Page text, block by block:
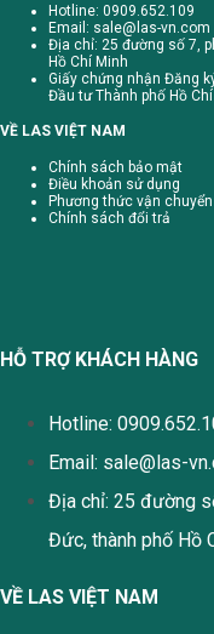
Hotline: 0909.652.109
Email: sale@las-vn.com
Địa chỉ: 25 đường số 7,
Hồ Chí Minh
Giấy chứng nhận Đăng
Đầu tư Thành phố Hồ Chí
VỀ LAS VIỆT NAM
Chính sách bảo mật
Điều khoản sử dụng
Phương thức vận chuyển
Chính sách đổi trả
HỖ TRỢ KHÁCH HÀNG
Hotline:
Email: sale@las-
Địa chỉ: 25 đường
Đức, thành phố Hồ
VỀ LAS VIỆT NAM